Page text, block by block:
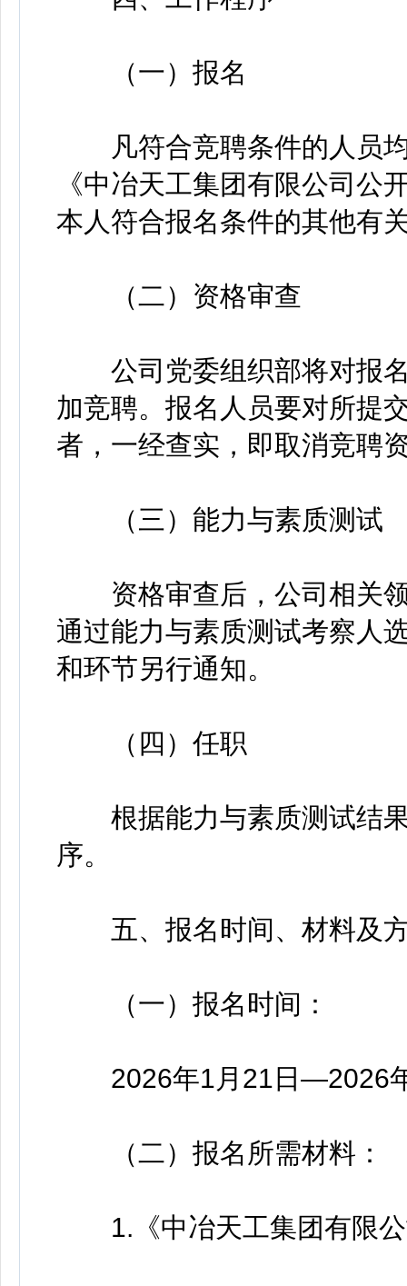
（一）报名
凡符合竞聘条件的人员均
《中冶天工集团有限公司公
本人符合报名条件的其他有
（二）资格审查
公司党委组织部将对报名
加竞聘。报名人员要对所提
者，一经查实，即取消竞聘
（三）能力与素质测试
资格审查后，公司相关领
通过能力与素质测试考察人
和环节另行通知。
（四）任职
根据能力与素质测试结果
序。
五、报名时间、材料及
（一）报名时间：
2026年1月21日—2026年
（二）报名所需材料：
1.《中冶天工集团有限公